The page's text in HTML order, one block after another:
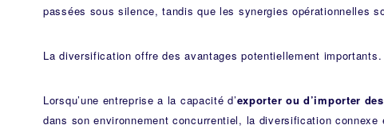
passées sous silence, tandis que les synergies opérationnelles
La diversification offre des avantages potentiellement importants.
Lorsqu’une entreprise a la capacité d’exporter ou d’importer
dans son environnement concurrentiel, la diversification